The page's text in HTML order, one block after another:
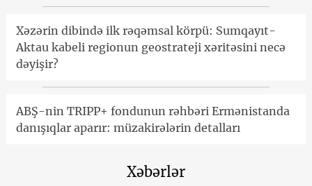
Xəzərin dibində ilk rəqəmsal körpü: Sumqayıt-
Aktau kabeli regionun geostrateji xəritəsini necə
dəyişir?
ABŞ-nin TRIPP+ fondunun rəhbəri Ermənistanda
danışıqlar aparır: müzakirələrin detalları
Xəbərlər